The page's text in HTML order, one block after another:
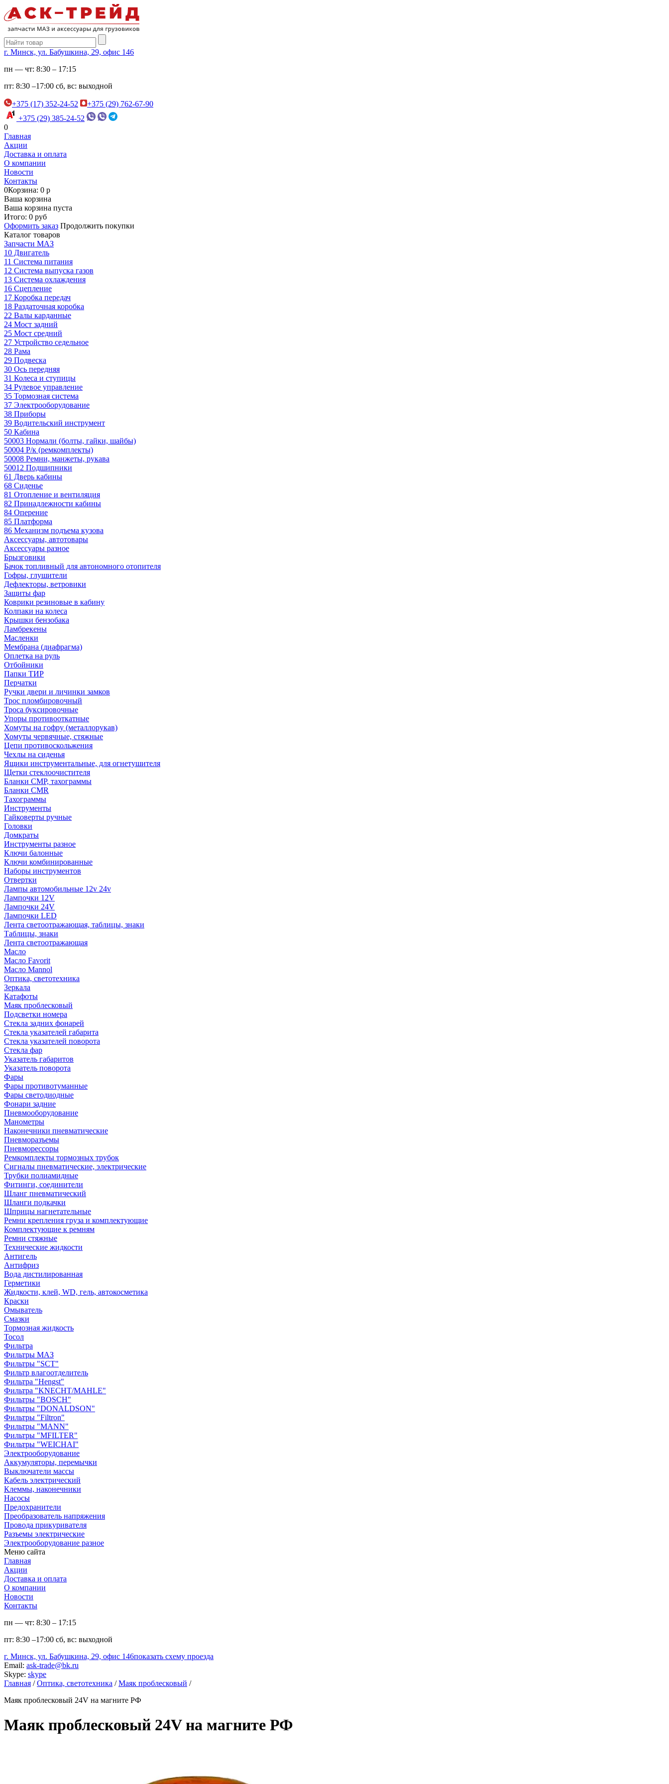
г. Минск, ул. Бабушкина, 29, офис 146
пн — чт: 8:30 – 17:15
пт: 8:30 –17:00 сб, вс: выходной
+375 (17) 352-24-52
+375 (29) 762-67-90
+375 (29) 385-24-52
0
Главная
Акции
Доставка и оплата
О компании
Новости
Контакты
0Корзина: 0 р
Ваша корзина
Ваша корзина пуста
Итого: 0 руб
Оформить заказ Продолжить покупки
Каталог товаров
Запчасти МАЗ
10 Двигатель
11 Система питания
12 Система выпуска газов
13 Система охлаждения
16 Сцепление
17 Коробка передач
18 Раздаточная коробка
22 Валы карданные
24 Мост задний
25 Мост средний
27 Устройство седельное
28 Рама
29 Подвеска
30 Ось передняя
31 Колеса и ступицы
34 Рулевое управление
35 Тормозная система
37 Электрооборудование
38 Приборы
39 Водительский инструмент
50 Кабина
50003 Нормали (болты, гайки, шайбы)
50004 Р/к (ремкомплекты)
50008 Ремни, манжеты, рукава
50012 Подшипники
61 Дверь кабины
68 Сиденье
81 Отопление и вентиляция
82 Принадлежности кабины
84 Оперение
85 Платформа
86 Механизм подъема кузова
Аксессуары, автотовары
Аксессуары разное
Брызговики
Бачок топливный для автономного отопителя
Гофры, глушители
Дефлекторы, ветровики
Защиты фар
Коврики резиновые в кабину
Колпаки на колеса
Крышки бензобака
Ламбрекены
Масленки
Мембрана (диафрагма)
Оплетка на руль
Отбойники
Папки ТИР
Перчатки
Ручки двери и личинки замков
Трос пломбировочный
Троса буксировочные
Упоры противооткатные
Хомуты на гофру (металлорукав)
Хомуты червячные, стяжные
Цепи противоскольжения
Чехлы на сиденья
Ящики инструментальные, для огнетушителя
Щетки стеклоочистителя
Бланки СМР, тахограммы
Бланки CMR
Тахограммы
Инструменты
Гайковерты ручные
Головки
Домкраты
Инструменты разное
Ключи балонные
Ключи комбинированные
Наборы инструментов
Отвертки
Лампы автомобильные 12v 24v
Лампочки 12V
Лампочки 24V
Лампочки LED
Лента светоотражающая, таблицы, знаки
Таблицы, знаки
Лента светоотражающая
Масло
Масло Favorit
Масло Mannol
Оптика, светотехника
Зеркала
Катафоты
Маяк проблесковый
Подсветки номера
Стекла задних фонарей
Стекла указателей габарита
Стекла указателей поворота
Стекла фар
Указатель габаритов
Указатель поворота
Фары
Фары противотуманные
Фары светодиодные
Фонари задние
Пневмооборудование
Манометры
Наконечники пневматические
Пневморазъемы
Пневморессоры
Ремкомплекты тормозных трубок
Сигналы пневматические, электрические
Трубки полиамидные
Фитинги, соединители
Шланг пневматический
Шланги подкачки
Шприцы нагнетательные
Ремни крепления груза и комплектующие
Комплектующие к ремням
Ремни стяжные
Технические жидкости
Антигель
Антифриз
Вода дистилированная
Герметики
Жидкости, клей, WD, гель, автокосметика
Краски
Омыватель
Смазки
Тормозная жидкость
Тосол
Фильтра
Фильтры МАЗ
Фильтры "SCT"
Фильтр влагоотделитель
Фильтра "Hengst"
Фильтра "KNECHT/MAHLE"
Фильтры "BOSCH"
Фильтры "DONALDSON"
Фильтры "Filtron"
Фильтры "MANN"
Фильтры "MFILTER"
Фильтры "WEICHAI"
Электрооборудование
Аккумуляторы, перемычки
Выключатели массы
Кабель электрический
Клеммы, наконечники
Насосы
Предохранители
Преобразователь напряжения
Провода прикуривателя
Разъемы электрические
Электрооборудование разное
Меню сайта
Главная
Акции
Доставка и оплата
О компании
Новости
Контакты
пн — чт: 8:30 – 17:15
пт: 8:30 –17:00 сб, вс: выходной
г. Минск, ул. Бабушкина, 29, офис 146показать схему проезда
Email: ask-trade@bk.ru
Skype: skype
Главная / Оптика, светотехника / Маяк проблесковый /
Маяк проблесковый 24V на магните РФ
Маяк проблесковый 24V на магните РФ